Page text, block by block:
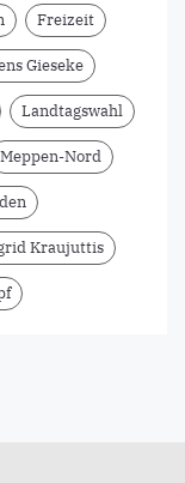
Freizeit
Gieseke
Landtagswahl
Meppen-Nord
Kraujuttis